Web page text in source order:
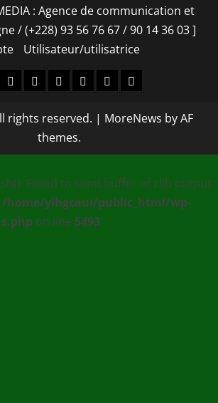
: Agence de communication et
/ (+228) 93 56 76 67 / 90 14 36 03 ]
Utilisateur/utilisatrice
À
Nos
Contact
[
–
PLUS
:
Agence
de
CompteUtilisateur/
rights reserved. | MoreNews by AF
themes.
Failed to send buffer of zlib output
/home/ylhgcaui/public_html/wp-
on line 5493